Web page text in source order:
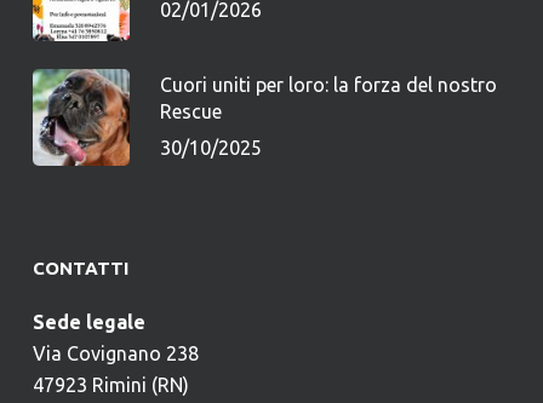
02/01/2026
Cuori uniti per loro: la forza del nostro
Rescue
30/10/2025
CONTATTI
Sede legale
Via Covignano 238
47923 Rimini (RN)